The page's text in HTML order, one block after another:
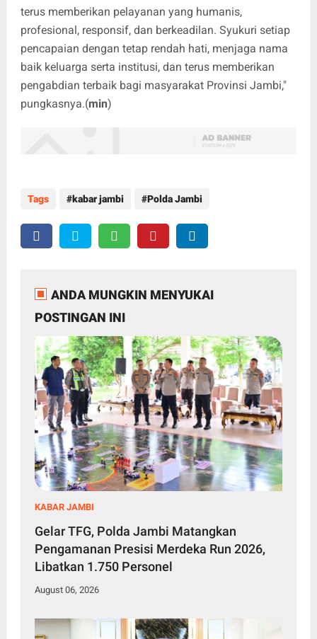
terus memberikan pelayanan yang humanis,
profesional, responsif, dan berkeadilan. Syukuri setiap
pencapaian dengan tetap rendah hati, menjaga nama
baik keluarga serta institusi, dan terus memberikan
pengabdian terbaik bagi masyarakat Provinsi Jambi,"
pungkasnya.(min)
Tags kabar jambi Polda Jambi
ANDA MUNGKIN MENYUKAI
POSTINGAN INI
KABAR JAMBI
Gelar TFG, Polda Jambi Matangkan
Pengamanan Presisi Merdeka Run 2026,
Libatkan 1.750 Personel
August 06, 2026